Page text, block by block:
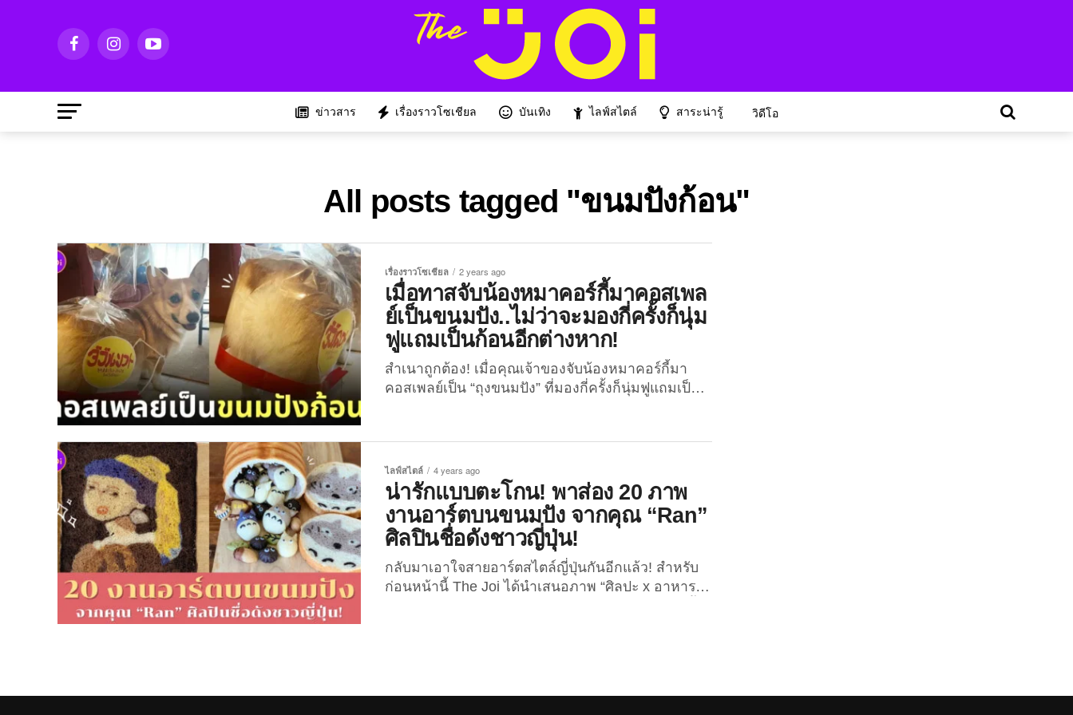
ข่าวสาร เรื่องราวโซเชียล บันเทิง ไลฟ์สไตล์ สาระน่ารู้ วิดีโอ
All posts tagged "ขนมปังก้อน"
เรื่องราวโซเชียล 2 years ago
เมื่อทาสจับน้องหมาคอร์กี้มาคอสเพล
ย์เป็นขนมปัง..ไม่ว่าจะมองกี่ครั้งก็นุ่ม
ฟูแถมเป็นก้อนอีกต่างหาก!
สำเนาถูกต้อง! เมื่อคุณเจ้าของจับน้องหมาคอร์กี้มา
คอสเพลย์เป็น “ถุงขนมปัง” ที่มองกี่ครั้งก็นุ่มฟูแถมเป็น
เจ้าหมาคอร์กี้ที่แต่งคอสเพลย์เป็น “ถุงขนมปัง” ซึ่งแม้ว่า
คอนเทนต์ดังกล่าวนั้นจะได้เห็นความน่ารักของน้อง
เพียงไม่กี่ภาพ แต่ก็ทำเอาเหล่าชาวเน็ตหลายต่อหลาย
คนแห่เอ็นดูกันเป็นแถวเป็นแนวเลยทีเดียว เมื่อช่วง
วันฮาโลวีนปี 2021 ผู้ใช้ Twitter @baguroya ที่มีผู้
ติดตามกว่า 4.1 พันคน ได้โพสต์เซ็ตภาพถ่ายที่เผยให้
เห็นน้องหมาคอร์กี้คอสเพลย์เป็น “ถุงขนมปัง” สุดน่ารัก
ซึ่งคอสตูมที่น้องใส่ก็จะมีลักษณะเป็นถุงพลาสติกที่ใช้
ไลฟ์สไตล์ 4 years ago
น่ารักแบบตะโกน! พาส่อง 20 ภาพ
งานอาร์ตบนขนมปัง จากคุณ “Ran”
ศิลปินชื่อดังชาวญี่ปุ่น!
กลับมาเอาใจสายอาร์ตสไตล์ญี่ปุ่นกันอีกแล้ว! สำหรับ
ก่อนหน้านี้ The Joi ได้นำเสนอภาพ “ศิลปะ x อาหาร”